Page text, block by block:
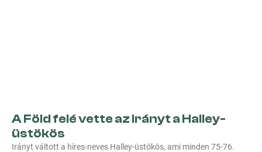
A Föld felé vette az irányt a Halley-
üstökös
Irányt váltott a híres-neves Halley-üstökös, ami minden 75-76.